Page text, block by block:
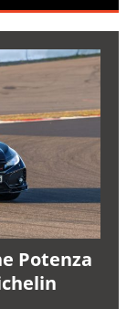
Potenza